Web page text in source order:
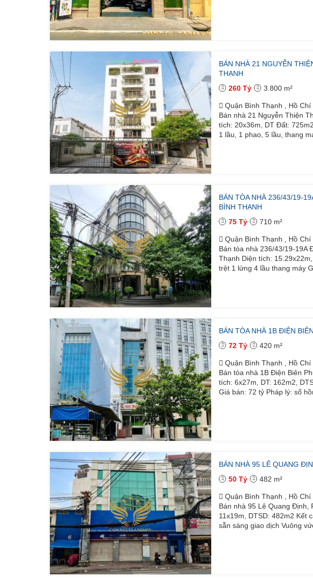
BÁN NHÀ 21 NGUYỄN
THẠNH
260 Tỷ
3.800 m²
Quận Bình Thạnh , Hồ Chí
Bán nhà 21 Nguyễn Thiện
tích: 20x36m, DT Đất:
1 lầu, 1 phao, 5 lầu, thang
BÁN TÒA NHÀ 236/43/19-
BÌNH THẠNH
75 Tỷ
710 m²
Quận Bình Thạnh , Hồ Chí
Bán tòa nhà 236/43/19-19A
Thạnh Diện tích:
trệt 1 lửng 4 lầu thang máy
BÁN TÒA NHÀ 1B ĐIỆN
72 Tỷ
420 m²
Quận Bình Thạnh , Hồ Chí
Bán tòa nhà 1B Điện Biên
tích: 6x27m, DT: 162m2,
Giá bán: 72 tỷ Pháp lý: sổ
BÁN NHÀ 95 LÊ QUANG
50 Tỷ
482 m²
Quận Bình Thạnh , Hồ Chí
Bán nhà 95 Lê Quang Định,
11x19m, DTSD: 482m2 Kết
sẵn sàng giao dịch Vuông